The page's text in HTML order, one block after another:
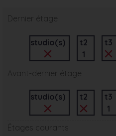
Dernier étage
studio(s)
t2
1
t3
Avant-dernier étage
studio(s) t2
t3
1
Étages courants